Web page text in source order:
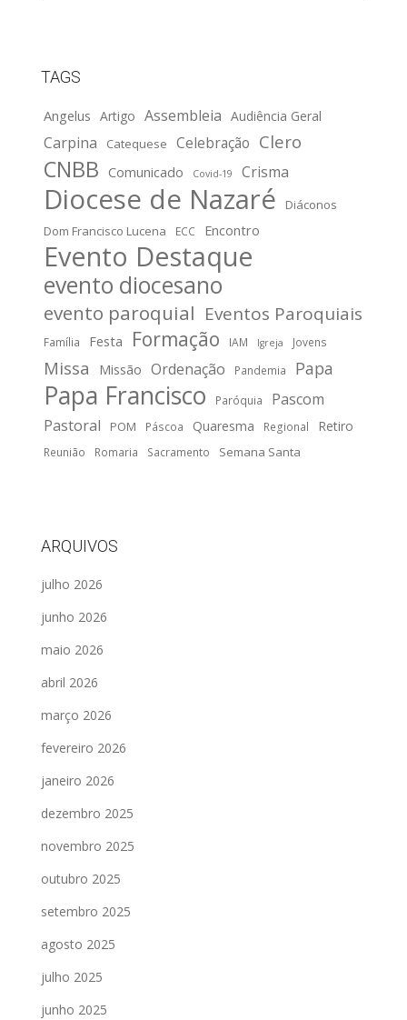
TAGS
Angelus Artigo Assembleia Audiência Geral
Carpina Catequese Celebração Clero
CNBB Comunicado Covid-19 Crisma
Diocese de Nazaré
Diáconos
Dom Francisco Lucena
ECC Encontro
Evento Destaque
evento diocesano
evento paroquial Eventos Paroquiais
Família Festa Formação IAM Igreja Jovens
Missa Missão Ordenação Pandemia Papa
Papa Francisco Paróquia
Pascom
Pastoral
POM Páscoa Quaresma Regional Retiro
Reunião Romaria Sacramento Semana Santa
ARQUIVOS
julho 2026
junho 2026
maio 2026
abril 2026
março 2026
fevereiro 2026
janeiro 2026
dezembro 2025
novembro 2025
outubro 2025
setembro 2025
agosto 2025
julho 2025
junho 2025